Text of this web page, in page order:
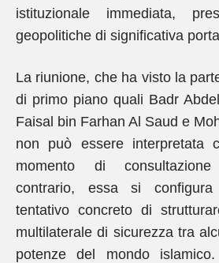
istituzionale immediata,
geopolitiche di significativa
La riunione, che ha visto la
di primo piano quali Badr
Faisal bin Farhan Al Saud e
non può essere interpretata
momento di
contrario, essa si
tentativo concreto di
multilaterale di sicurezza tra
potenze del mondo